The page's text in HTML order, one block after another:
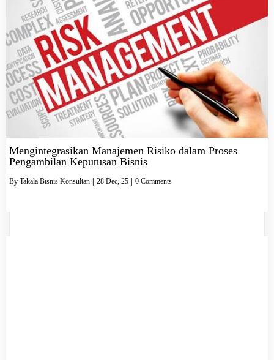
Mengintegrasikan Manajemen Risiko dalam Proses
Pengambilan Keputusan Bisnis
By Takala Bisnis Konsultan 28 Dec, 25 0 Comments